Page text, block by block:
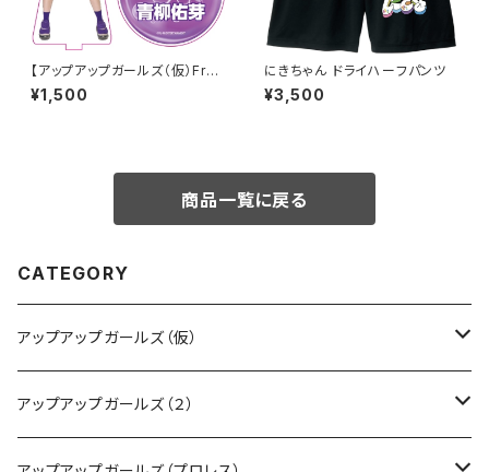
【アップアップガールズ（仮）Fro
m ZERO〜 でっかい夏に向け
ての前哨戦 〜】Wa! Ha! Ha! H
¥1,500
にきちゃん ドライハーフパンツ
¥3,500
商品一覧に戻る
CATEGORY
アップアップガールズ（仮）
CD・DVD・Blu-ray
アップアップガールズ（２）